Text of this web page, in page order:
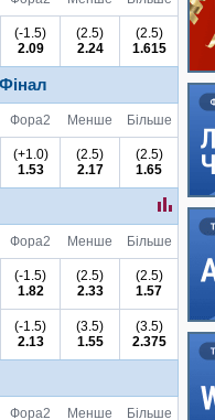
(-1.5)
2.09
(2.5)
2.24
(2.5)
1.615
Фінал
Фора2 Менше Більше
(+1.0)
1.53
(2.5)
2.17
(2.5)
1.65
Фора2 Менше Більше
(-1.5)
1.82
(2.5)
2.33
(2.5)
1.57
(-1.5)
2.13
(3.5)
1.55
(3.5)
2.375
Фора2 Менше Більше